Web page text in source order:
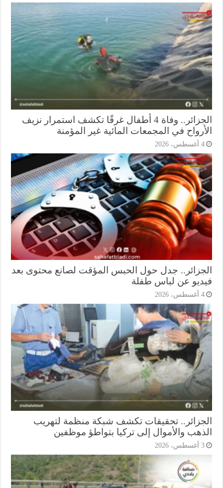
الجزائر.. وفاة 4 أطفال غرقًا تكشف استمرار نزيف
في المجمعات المائية غير المؤمنة
جدل حول الحبس المؤقت لصانع محتوى بعد
عن لباس طفلة
تحقيقات تكشف شبكة منظمة لتهريب
والأموال إلى تركيا بتواطؤ موظفين